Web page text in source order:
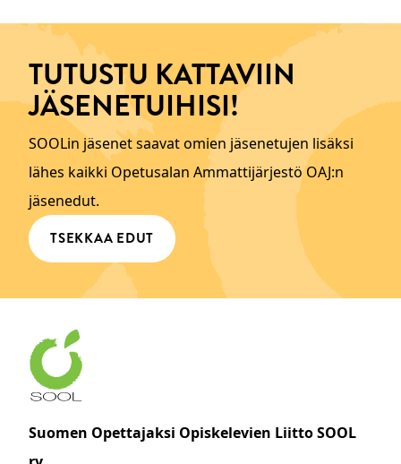
TUTUSTU KATTAVIIN
JÄSENETUIHISI!
SOOLin jäsenet saavat omien jäsenetujen lisäksi
lähes kaikki Opetusalan Ammattijärjestö OAJ:n
jäsenedut.
TSEKKAA EDUT
Suomen Opettajaksi Opiskelevien Liitto SOOL